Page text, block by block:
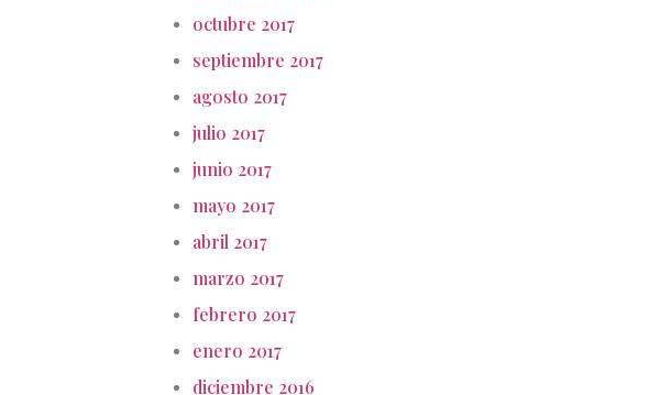
octubre 2017
septiembre 2017
agosto 2017
julio 2017
junio 2017
mayo 2017
abril 2017
marzo 2017
febrero 2017
enero 2017
diciembre 2016